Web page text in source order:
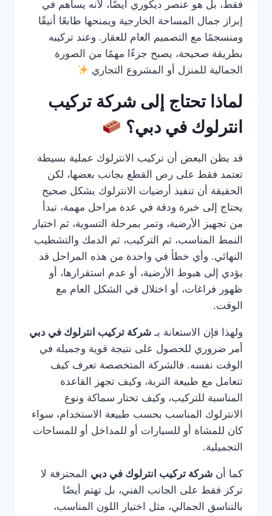
فقط، بل هو عنصر ديكوري أيضًا، لأنه يساهم في
إبراز جمال المساحة الخارجية ويمنحها طابعًا أنيقًا
ومنسجمًا مع التصميم العام للعقار. وعند تركيبه
بطريقة صحيحة، يصبح جزءًا مهمًا من الصورة
الجمالية للمنزل أو المشروع التجاري
لماذا تحتاج إلى شركة تركيب
انترلوك في دبي؟
قد يظن البعض أن تركيب الانترلوك عملية بسيطة
تعتمد فقط على رص القطع بجانب بعضها، لكن
الحقيقة أن تنفيذ أرضيات الانترلوك بشكل صحيح
يحتاج إلى خبرة ودقة في عدة مراحل مهمة، تبدأ
من تجهيز الأرضية، وتمر بمرحلة التسوية، ثم اختيار
النمط المناسب، ثم التركيب، ثم الدمك والتشطيب
النهائي. وأي خطأ في واحدة من هذه المراحل قد
يؤدي إلى هبوط الأرضية، أو عدم استقرارها، أو
ظهور فراغات، أو اختلال في الشكل العام مع
الوقت.
ولهذا فإن الاستعانة بـ شركة تركيب انترلوك في دبي
أمر ضروري للحصول على نتيجة قوية وجميلة في
الوقت نفسه. فالشركة المتخصصة تعرف كيف
تتعامل مع طبيعة التربة، وكيف تجهز القاعدة
المناسبة للتركيب، وكيف تختار سماكة ونوع
الانترلوك المناسب بحسب طبيعة الاستخدام، سواء
كان للمشاة أو للسيارات أو للمداخل أو للمساحات
التجميلية.
كما أن شركة تركيب انترلوك في دبي المحترفة لا
تركز فقط على الجانب الفني، بل تهتم أيضًا
بالتناسق الجمالي، مثل اختيار اللون المناسب،